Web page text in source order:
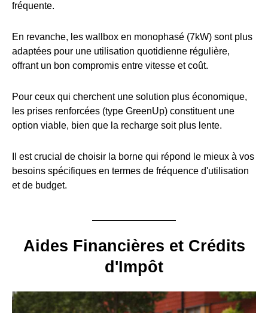
fréquente.
En revanche, les wallbox en monophasé (7kW) sont plus
adaptées pour une utilisation quotidienne régulière,
offrant un bon compromis entre vitesse et coût.
Pour ceux qui cherchent une solution plus économique,
les prises renforcées (type GreenUp) constituent une
option viable, bien que la recharge soit plus lente.
Il est crucial de choisir la borne qui répond le mieux à vos
besoins spécifiques en termes de fréquence d'utilisation
et de budget.
Aides Financières et Crédits
d'Impôt